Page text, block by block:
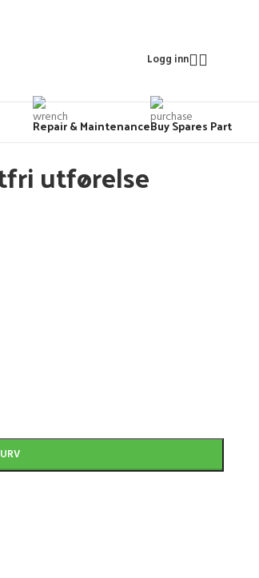
Logg inn
Repair & MaintenanceBuy Spares Part
utførelse